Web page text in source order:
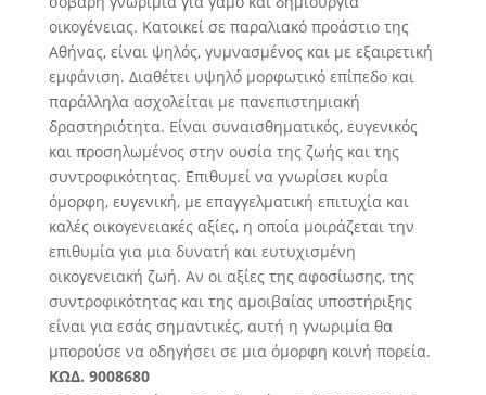
οικογένειας. Κατοικεί σε παραλιακό προάστιο της
Αθήνας, είναι ψηλός, γυμνασμένος και με εξαιρετική
εμφάνιση. Διαθέτει υψηλό μορφωτικό επίπεδο και
παράλληλα ασχολείται με πανεπιστημιακή
δραστηριότητα. Είναι συναισθηματικός, ευγενικός
και προσηλωμένος στην ουσία της ζωής και της
συντροφικότητας. Επιθυμεί να γνωρίσει κυρία
όμορφη, ευγενική, με επαγγελματική επιτυχία και
καλές οικογενειακές αξίες, η οποία μοιράζεται την
επιθυμία για μια δυνατή και ευτυχισμένη
οικογενειακή ζωή. Αν οι αξίες της αφοσίωσης, της
συντροφικότητας και της αμοιβαίας υποστήριξης
είναι για εσάς σημαντικές, αυτή η γνωριμία θα
μπορούσε να οδηγήσει σε μια όμορφη κοινή πορεία.
ΚΩΔ. 9008680